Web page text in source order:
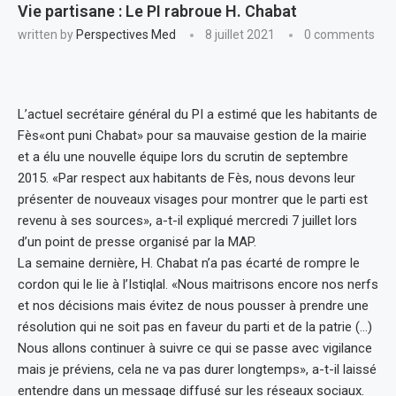
Vie partisane : Le PI rabroue H. Chabat
written by Perspectives Med 8 juillet 2021 0 comments
L’actuel secrétaire général du PI a estimé que les habitants de
Fès«ont puni Chabat» pour sa mauvaise gestion de la mairie
et a élu une nouvelle équipe lors du scrutin de septembre
2015. «Par respect aux habitants de Fès, nous devons leur
présenter de nouveaux visages pour montrer que le parti est
revenu à ses sources», a-t-il expliqué mercredi 7 juillet lors
d’un point de presse organisé par la MAP.
La semaine dernière, H. Chabat n’a pas écarté de rompre le
cordon qui le lie à l’Istiqlal. «Nous maitrisons encore nos nerfs
et nos décisions mais évitez de nous pousser à prendre une
résolution qui ne soit pas en faveur du parti et de la patrie (…)
Nous allons continuer à suivre ce qui se passe avec vigilance
mais je préviens, cela ne va pas durer longtemps», a-t-il laissé
entendre dans un message diffusé sur les réseaux sociaux.